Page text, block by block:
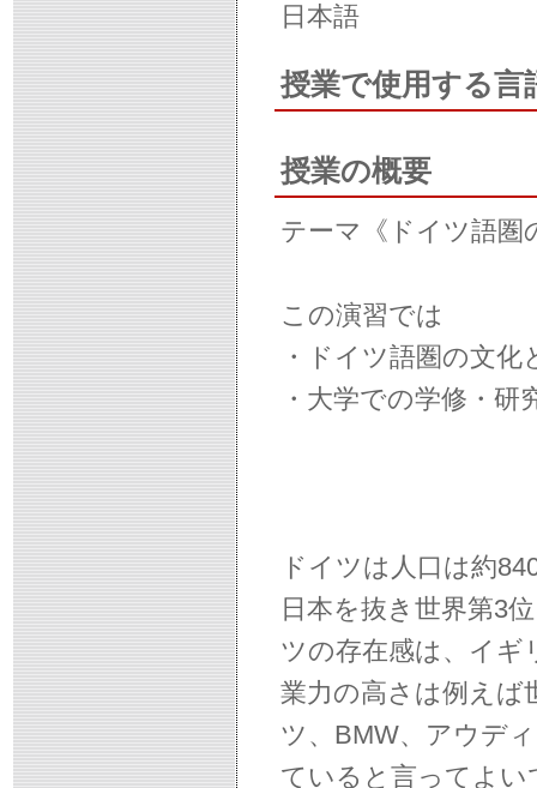
日本語
授業で使用する言
授業の概要
テーマ《ドイツ語圏
この演習では
・ドイツ語圏の文
・大学での学修・
ドイツは人口は約
日本を抜き世界第3
ツの存在感は、イギ
業力の高さは例えば
ツ、BMW、アウデ
ていると言ってよ